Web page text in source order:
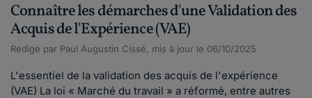
Connaître les démarches d'une Validation des
Acquis de l'Expérience (VAE)
Rédigé par Paul Augustin Cissé, mis à jour le 06/10/2025
L'essentiel de la validation des acquis de l'expérience
(VAE) La loi « Marché du travail » a réformé, entre autres